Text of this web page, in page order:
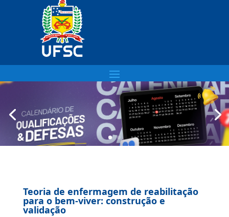
Teoria de enfermagem de reabilitação
para o bem-viver: construção e
validação